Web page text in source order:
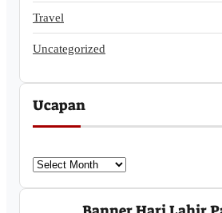
Travel
Uncategorized
Ucapan
U
c